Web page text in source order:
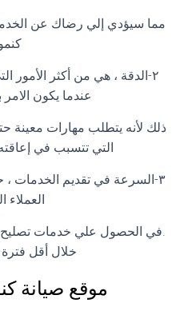
مما سيؤدي إلي رضاك عن
٢-الدقة ، هي من أكثر الأمور
عندما يكون
ذلك لأنه يتطلب مهارات معينة
التي تتسبب في
٣-السرعة في تقديم الخدمات ،
العملاء
.في الحصول علي خدمات تصليح
خلال أقل
موقع صيانة